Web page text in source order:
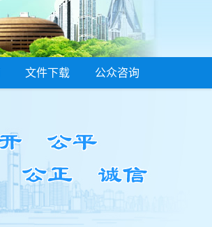
文件下载 公众咨询